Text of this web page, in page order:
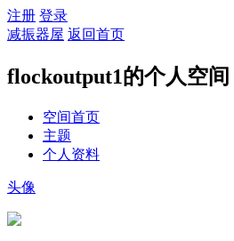
注册 登录
减振器屋 返回首页
flockoutput1的个人空间
空间首页
主题
个人资料
头像